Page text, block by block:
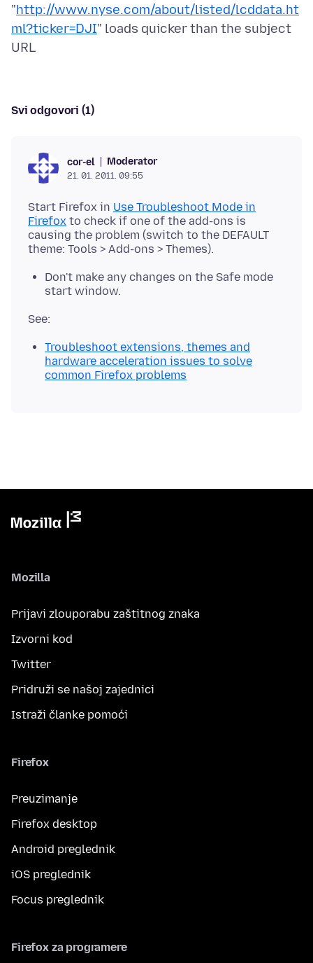
"http://www.nyse.com/about/listed/lcddata.ht
ml?ticker=DJI" loads quicker than the subject
Svi odgovori (1)
cor-el Moderator
21. 01. 2011. 09:55
Start Firefox in Use Troubleshoot Mode in
Firefox to check if one of the add-ons is
causing the problem (switch to the DEFAULT
Don't make any changes on the Safe mode
start window.
Troubleshoot extensions, themes and
hardware acceleration issues to solve
common Firefox problems
Mozilla
Prijavi zlouporabu zaštitnog znaka
Izvorni kod
Twitter
Pridruži se našoj zajednici
Istraži članke pomoći
Firefox
Preuzimanje
Firefox desktop
Android preglednik
iOS preglednik
Focus preglednik
Firefox za programere